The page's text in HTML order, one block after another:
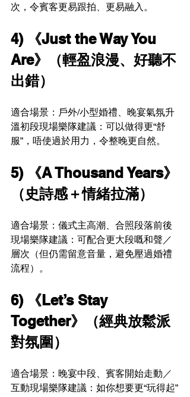
次，令賓客更易跟拍、更易融入。
4) 《Just the Way You
Are》（輕盈浪漫、好聽不
出錯）
適合場景：戶外/小型婚禮、晚宴氣氛升
溫初段現場樂隊建議：可以做得更“舒
服”，唔使過於用力，令整晚更自然。
5) 《A Thousand Years》
（史詩感＋情緒拉滿）
適合場景：儀式主高潮、合照段落前後
現場樂隊建議：可配合更大段嘅和聲／
層次（但仍需留意音量，避免壓過婚禮
流程）。
6) 《Let’s Stay
Together》（經典放鬆派
對氛圍）
適合場景：晚宴中段、賓客開始走動／
互動現場樂隊建議：如你想要更“玩得起”